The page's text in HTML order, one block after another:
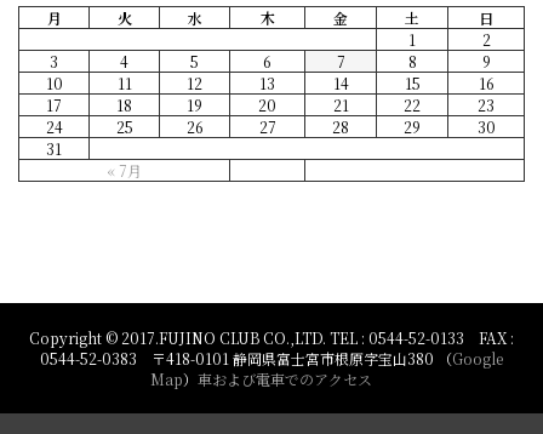
月
火 水 木 金 土 日
« 7月
1
2
3
4 5 6 7 8
9
10
11 12 13 14 15
16
17
18 19 20 21 22
23
24
25 26 27 28 29
30
31
Copyright © 2017.FUJINO CLUB CO.,LTD. TEL : 0544-52-0133 FAX :
0544-52-0383 〒418-0101 静岡県富士宮市根原字宝山380 （Google
Map） 車および電車でのアクセス